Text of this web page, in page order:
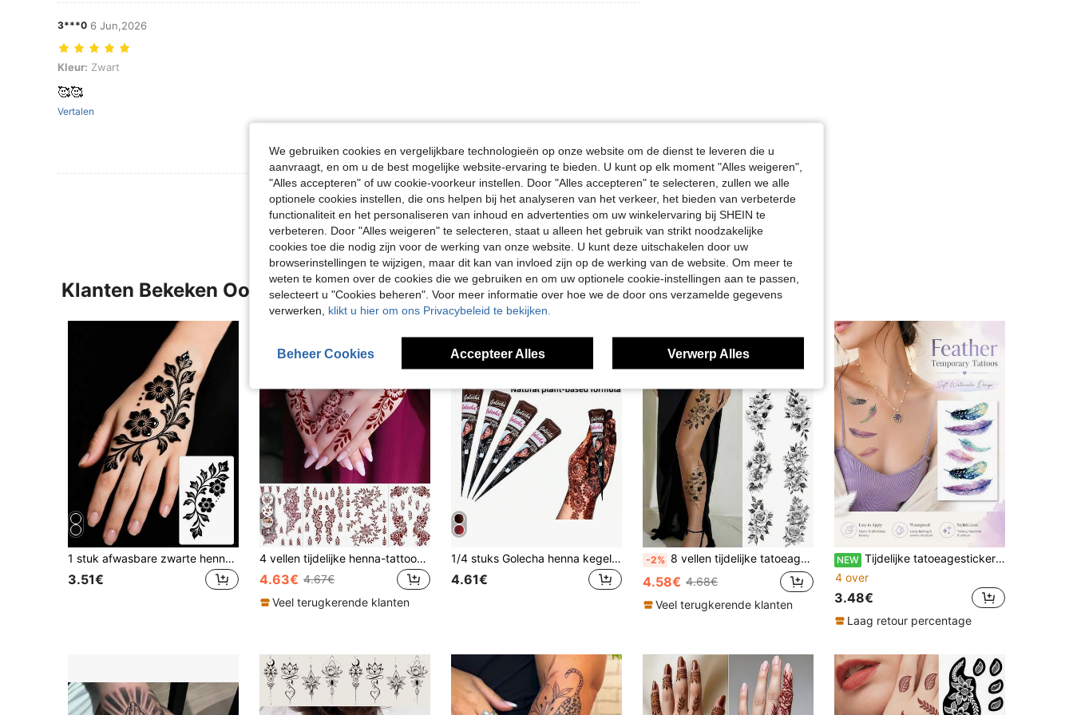
3***0 6 Jun,2026
Kleur: Zwart
Kleur: Zwart
🥰🥰
Vertalen
Nuttig (0)
Meer Beoordelingen Bekijken
Klanten Bekeken Ook
1 stuk afwasbare zwarte henna bloemenrank tijdelijke tattoo, waterdicht, langdurig, nep tattoo sticker voor de handrug, blijft 2-3 dagen zitten
3.51€
4
4 vellen tijdelijke henna-tattoos, bruine handtattoos, waterdichte henna-stickers, henna-sproeten, Eid Mubarak-stickers voor vrouwen, bruiloft, festival, feest, Ramadan-decoraties, Valentijnsdag
4.63€ 4.67€
Veel terugkerende klanten
1/4 stuks Golecha henna kegels kersenrood/bruin, waterdichte tijdelijke tatoeagekunst, geschikt voor tijdelijke lichaamskunst en tatoeageontwerpen
4.61€
-2% 8 vellen tijdelijke tatoeages met bloemen, sexy tatoeages, zwarte realistische rozentatoeage stickers voor vrouwen en volwassenen, neptatoeages voor lichaam en hals, schets van realistische bloemen voor feestjes en dagelijkse make-up, schetsstijl
4.58€ 4.68€
Veel terugkerende klanten
NEW Tijdelijke tatoeagestickers voor body art voor vrouwen en mannen, kleurrijk fantasieveerpatroon, waterdichte nep-tatoeage, gaat 2-5 dagen mee, bedekt littekens, kan worden gebruikt op armen, polsen, schouders, benen, taille, nek, hand, borst, dijen, vingers
4 over
3.48€
Laag retour percentage
We gebruiken cookies en vergelijkbare technologieën op onze website om de dienst te leveren die u
aanvraagt, en om u de best mogelijke website-ervaring te bieden. U kunt op elk moment "Alles weigeren",
"Alles accepteren" of uw cookie-voorkeur instellen. Door "Alles accepteren" te selecteren, zullen we alle
optionele cookies instellen, die ons helpen bij het analyseren van het verkeer, het bieden van verbeterde
functionaliteit en het personaliseren van inhoud en advertenties om uw winkelervaring bij SHEIN te
verbeteren. Door "Alles weigeren" te selecteren, staat u alleen het gebruik van strikt noodzakelijke
cookies toe die nodig zijn voor de werking van onze website. U kunt deze uitschakelen door uw
browserinstellingen te wijzigen, maar dit kan van invloed zijn op de werking van de website. Om meer te
weten te komen over de cookies die we gebruiken en om uw optionele cookie-instellingen aan te passen,
selecteert u "Cookies beheren". Voor meer informatie over hoe we de door ons verzamelde gegevens
verwerken, klikt u hier om ons Privacybeleid te bekijken.
Beheer Cookies Accepteer Alles Verwerp Alles